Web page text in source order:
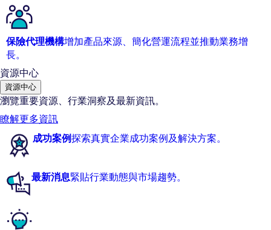
保險代理機構增加產品來源、簡化營運流程並推動業務增
長。
資源中心
資源中心
瀏覽重要資源、行業洞察及最新資訊。
瞭解更多資訊
成功案例探索真實企業成功案例及解決方案。
最新消息緊貼行業動態與市場趨勢。